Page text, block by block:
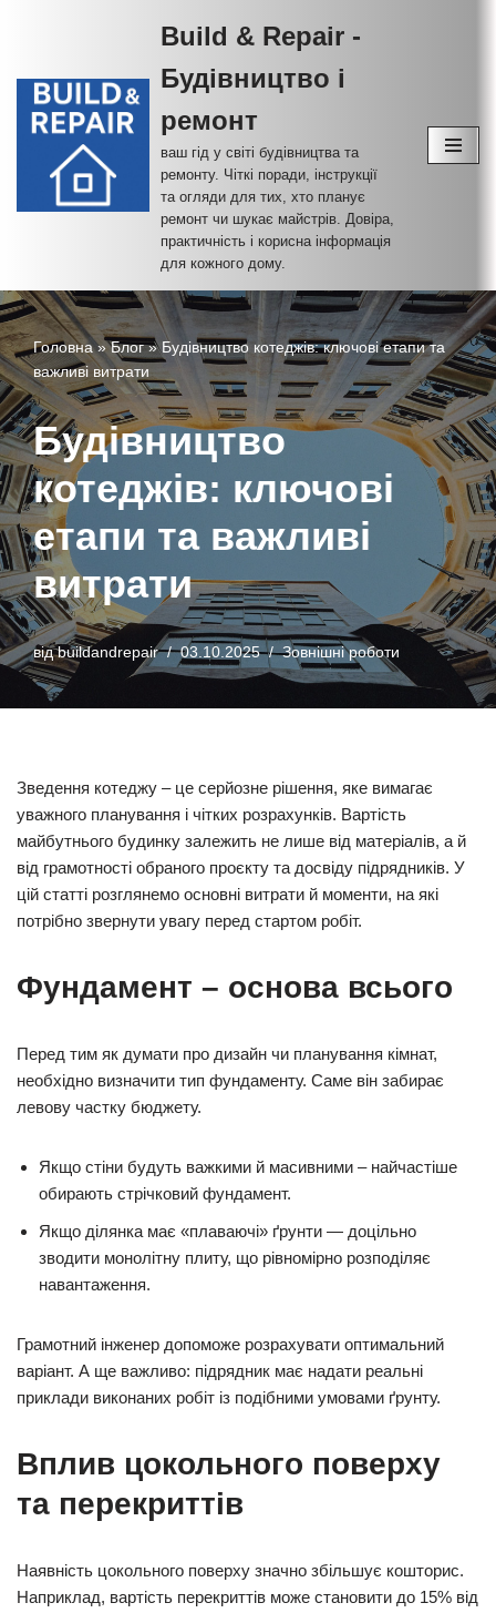
до
вмісту
Build & Repair -
Будівництво і
ремонт
ваш гід у світі будівництва та
ремонту. Чіткі поради, інструкції
та огляди для тих, хто планує
ремонт чи шукає майстрів. Довіра,
практичність і корисна інформація
для кожного дому.
Головна»Блог»Будівництво котеджів: ключові етапи та
важливі витрати
Будівництво
котеджів: ключові
етапи та важливі
витрати
відbuildandrepair 03.10.2025 Зовнішні роботи
Зведення котеджу – це серйозне рішення, яке вимагає
уважного планування і чітких розрахунків. Вартість
майбутнього будинку залежить не лише від матеріалів, а й
від грамотності обраного проєкту та досвіду підрядників. У
цій статті розглянемо основні витрати й моменти, на які
потрібно звернути увагу перед стартом робіт.
Фундамент – основа всього
Перед тим як думати про дизайн чи планування кімнат,
необхідно визначити тип фундаменту. Саме він забирає
левову частку бюджету.
Якщо стіни будуть важкими й масивними – найчастіше
обирають стрічковий фундамент.
Якщо ділянка має «плаваючі» ґрунти — доцільно
зводити монолітну плиту, що рівномірно розподіляє
навантаження.
Грамотний інженер допоможе розрахувати оптимальний
варіант. А ще важливо: підрядник має надати реальні
приклади виконаних робіт із подібними умовами ґрунту.
Вплив цокольного поверху
та перекриттів
Наявність цокольного поверху значно збільшує кошторис.
Наприклад, вартість перекриттів може становити до 15% від